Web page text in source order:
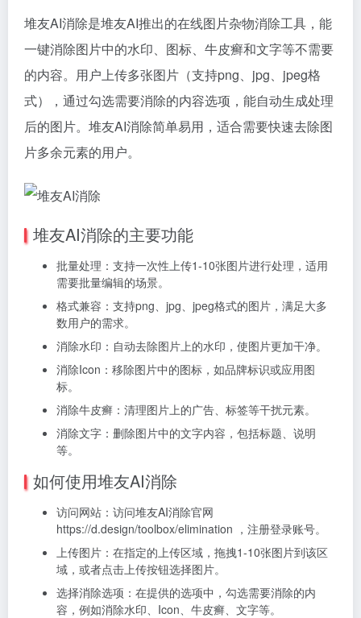
堆友AI消除是堆友AI推出的在线图片杂物消除工具，能
一键消除图片中的水印、图标、牛皮癣和文字等不需要
的内容。用户上传多张图片（支持png、jpg、jpeg格
式），通过勾选需要消除的内容选项，能自动生成处理
后的图片。堆友AI消除简单易用，适合需要快速去除图
片多余元素的用户。
堆友AI消除的主要功能
批量处理：支持一次性上传1-10张图片进行处理，适用
需要批量编辑的场景。
格式兼容：支持png、jpg、jpeg格式的图片，满足大多
数用户的需求。
消除水印：自动去除图片上的水印，使图片更加干净。
消除Icon：移除图片中的图标，如品牌标识或应用图
标。
消除牛皮癣：清理图片上的广告、标签等干扰元素。
消除文字：删除图片中的文字内容，包括标题、说明
等。
如何使用堆友AI消除
访问网站：访问堆友AI消除官网
https://d.design/toolbox/elimination ，注册登录账号。
上传图片：在指定的上传区域，拖拽1-10张图片到该区
域，或者点击上传按钮选择图片。
选择消除选项：在提供的选项中，勾选需要消除的内
容，例如消除水印、Icon、牛皮癣、文字等。